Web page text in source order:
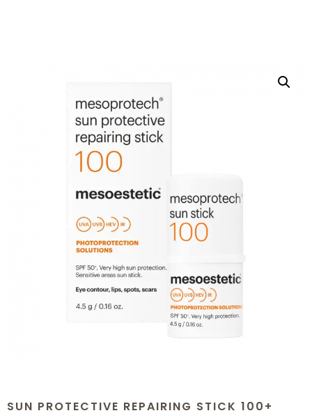
SUN PROTECTIVE REPAIRING STICK 100+